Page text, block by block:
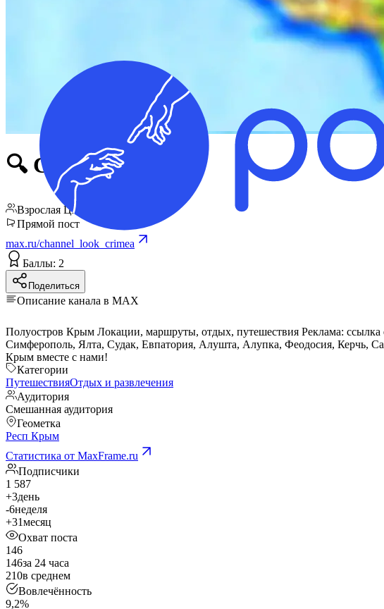
🔍 Смотри Крым
Взрослая ЦА
Прямой пост
max.ru/channel_look_crimea
Баллы: 2
Поделиться
Описание канала в MAX
Полуостров Крым Локации, маршруты, отдых, путешествия Реклама: ссылка
Симферополь, Ялта, Судак, Евпатория, Алушта, Алупка, Феодосия, Керчь,
Крым вместе с нами!
Категории
ПутешествияОтдых и развлечения
Аудитория
Смешанная аудитория
Геометка
Респ Крым
Статистика от MaxFrame.ru
Подписчики
1 587
+3день
-6неделя
+31месяц
Охват поста
146
146за 24 часа
210в среднем
Вовлечённость
9,2%